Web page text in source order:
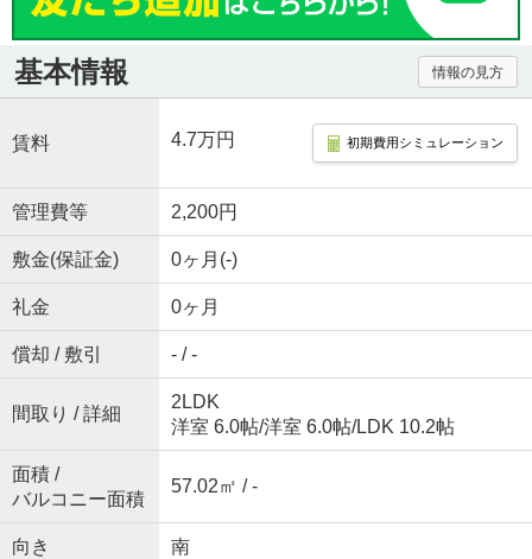
基本情報 情報の見方
賃料 4.7万円 初期費用シミュレーション
管理費等 2,200円
敷金(保証金) 0ヶ月(-)
礼金 0ヶ月
償却 / 敷引 - / -
間取り / 詳細
2LDK
洋室 6.0帖/洋室 6.0帖/LDK 10.2帖
面積 /
バルコニー面積
57.02㎡ / -
向き 南